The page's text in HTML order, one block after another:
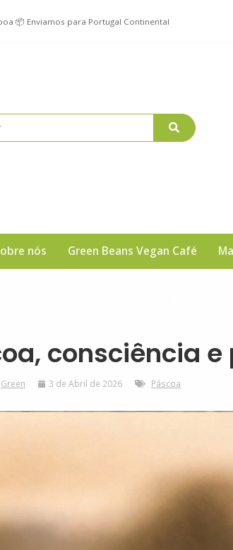
📦 Enviamos para Portugal Continental
nós Green Beans Vegan Café
consciência
Green 3 de Abril de 2026 Páscoa